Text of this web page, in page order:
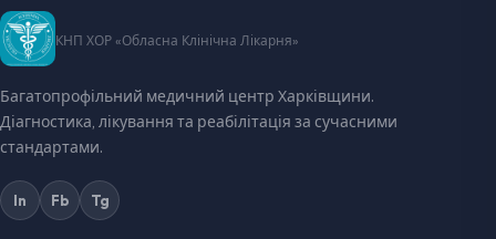
КНП ХОР «Обласна Клінічна Лікарня»
Багатопрофільний медичний центр Харківщини.
Діагностика, лікування та реабілітація за сучасними
стандартами.
In Fb Tg